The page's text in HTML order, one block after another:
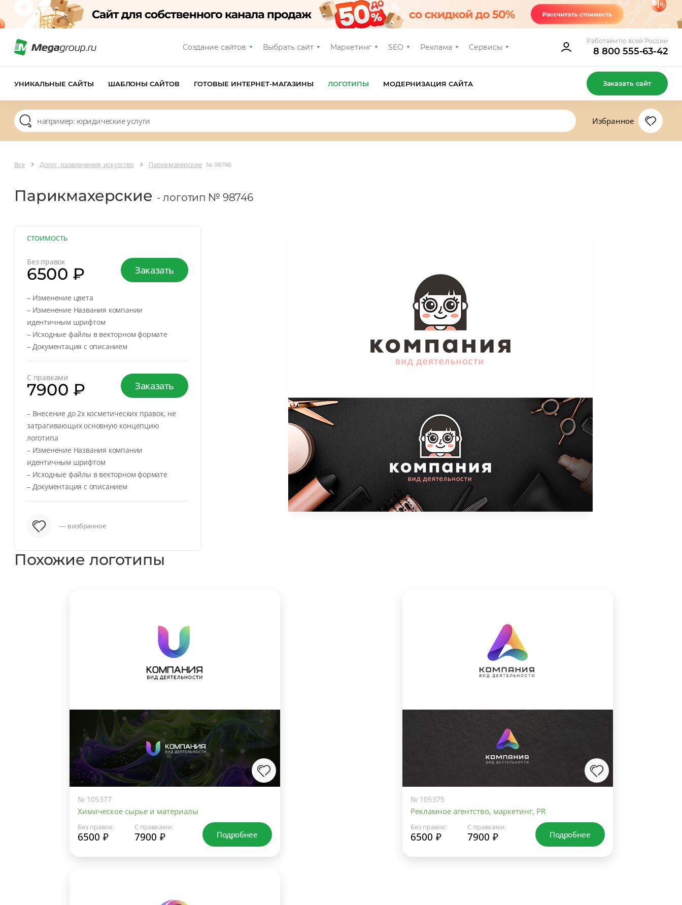
Создание сайтов Выбрать сайт Маркетинг SEO Реклама Сервисы
Работаем по всей России
8 800 555-63-42
УНИКАЛЬНЫЕ САЙТЫ ШАБЛОНЫ САЙТОВ ГОТОВЫЕ ИНТЕРНЕТ-МАГАЗИНЫ ЛОГОТИПЫ МОДЕРНИЗАЦИЯ САЙТА Заказать сайт
Избранное
Все Досуг, развлечения, искусство Парикмахерские № 98746
Парикмахерские - логотип № 98746
СТОИМОСТЬ
Без правок
6500 ₽ Заказать
– Изменение цвета
– Изменение Названия компании
идентичным шрифтом
– Исходные файлы в векторном формате
– Документация с описанием
С правками
7900 ₽ Заказать
– Внесение до 2х косметических правок, не
затрагивающих основную концепцию
логотипа
– Изменение Названия компании
идентичным шрифтом
– Исходные файлы в векторном формате
– Документация с описанием
— в избранное
Похожие логотипы
№ 105377
Химическое сырье и материалы
Без правок:
6500 ₽
С правками:
7900 ₽ Подробнее
№ 105375
Рекламное агентство, маркетинг, PR
Без правок:
6500 ₽
С правками:
7900 ₽ Подробнее